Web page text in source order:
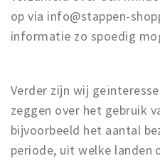
op via info@stappen-
informatie zo spoedig
Verder zijn wij
zeggen over het gebruik
bijvoorbeeld het aantal
periode, uit welke landen